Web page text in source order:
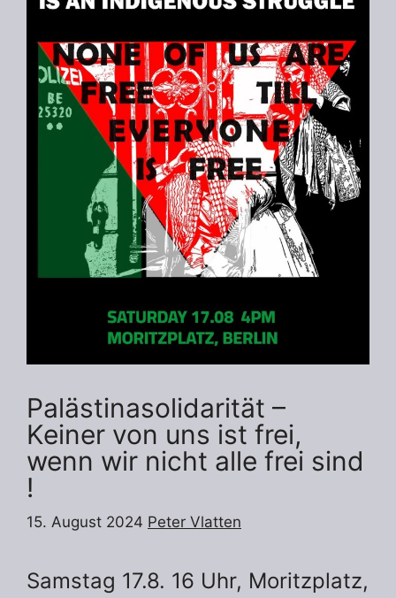
Palästinasolidarität –
Keiner von uns ist frei,
wenn wir nicht alle frei sind
!
15. August 2024 Peter Vlatten
Samstag 17.8. 16 Uhr, Moritzplatz,